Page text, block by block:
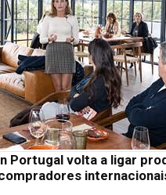
Portugal volta a ligar